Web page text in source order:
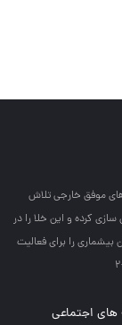
هاي موفق خارجي تلاش
كرده و اين خلا را در
بيشماري را براي فعاليت
های اجتماعی